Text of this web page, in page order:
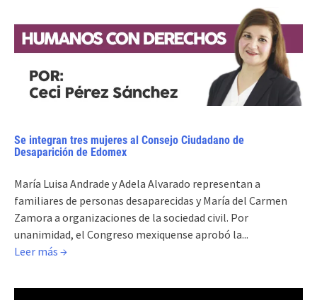
Se integran tres mujeres al Consejo Ciudadano de
Desaparición de Edomex
María Luisa Andrade y Adela Alvarado representan a
familiares de personas desaparecidas y María del Carmen
Zamora a organizaciones de la sociedad civil. Por
unanimidad, el Congreso mexiquense aprobó la...
Leer más →